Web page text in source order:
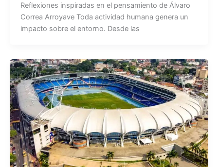
Reflexiones inspiradas en el pensamiento de Álvaro
Correa Arroyave Toda actividad humana genera un
impacto sobre el entorno. Desde las